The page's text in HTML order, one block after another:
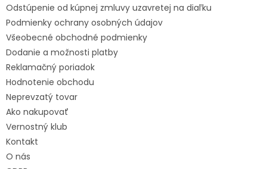
Odstúpenie od kúpnej zmluvy uzavretej na diaľku
Podmienky ochrany osobných údajov
Všeobecné obchodné podmienky
Dodanie a možnosti platby
Reklamačný poriadok
Hodnotenie obchodu
Neprevzatý tovar
Ako nakupovať
Vernostný klub
Kontakt
O nás